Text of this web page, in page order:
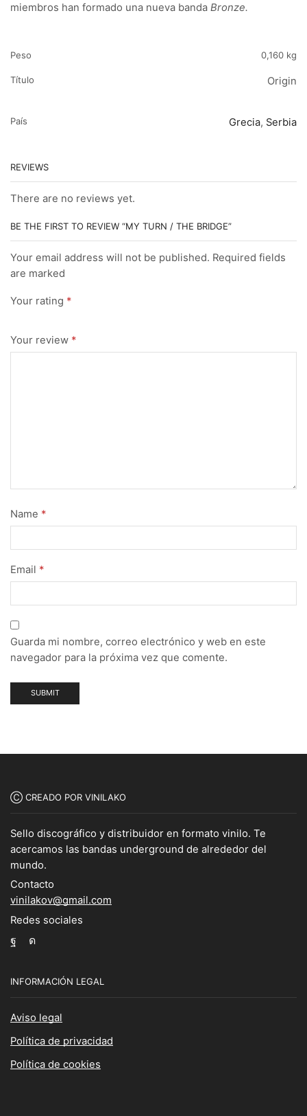
miembros han formado una nueva banda Bronze.
Peso 0,160 kg
Título Origin
País Grecia, Serbia
REVIEWS
There are no reviews yet.
BE THE FIRST TO REVIEW “MY TURN / THE BRIDGE”
Your email address will not be published. Required fields
are marked
Your rating *
Your review *
Name *
Email *
Guarda mi nombre, correo electrónico y web en este
navegador para la próxima vez que comente.
Ⓒ CREADO POR VINILAKO
Sello discográfico y distribuidor en formato vinilo. Te
acercamos las bandas underground de alrededor del
mundo.
Contacto
vinilakov@gmail.com
Redes sociales
Facebook
Instagram
INFORMACIÓN LEGAL
Aviso legal
Política de privacidad
Política de cookies